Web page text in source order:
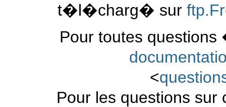
t�l�charg� sur
Pour toutes
<
Pour les questions sur